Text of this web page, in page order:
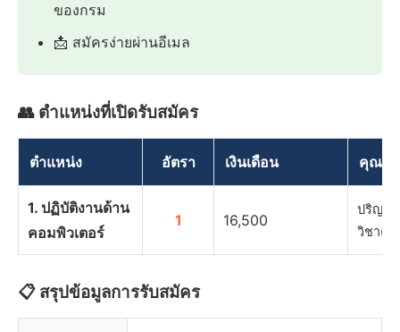
ของกรม
📩 สมัครง่ายผ่านอีเมล
👥 ตำแหน่งที่เปิดรับสมัคร
ตำแหน่ง อัตรา เงินเดือน คุณวุ
1. ปฏิบัติงานด้าน
คอมพิวเตอร์
1 16,500
ปริญญา
วิชาคอ
📋 สรุปข้อมูลการรับสมัคร